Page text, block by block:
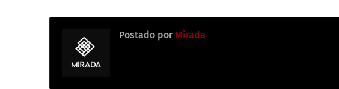
Postado por Mirada